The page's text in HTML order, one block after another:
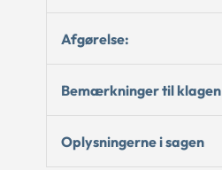
Afgørelse:
Bemærkninger til klagen
Oplysningerne i sagen